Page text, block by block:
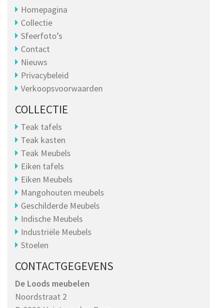
Homepagina
Collectie
Sfeerfoto’s
Contact
Nieuws
Privacybeleid
Verkoopsvoorwaarden
COLLECTIE
Teak tafels
Teak kasten
Teak Meubels
Eiken tafels
Eiken Meubels
Mangohouten meubels
Geschilderde Meubels
Indische Meubels
Industriële Meubels
Stoelen
CONTACTGEGEVENS
De Loods meubelen
Noordstraat 2